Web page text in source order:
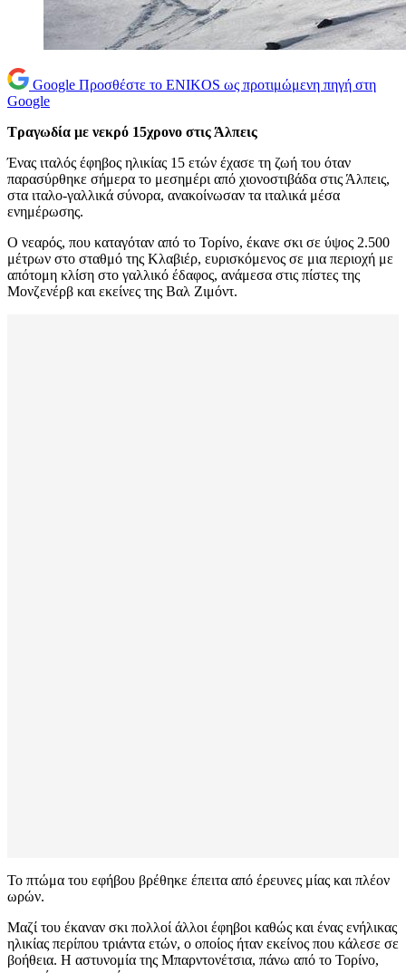
Google Προσθέστε το ENIKOS ως προτιμώμενη πηγή στη
Google
Τραγωδία με νεκρό 15χρονο στις Άλπεις
Ένας ιταλός έφηβος ηλικίας 15 ετών έχασε τη ζωή του όταν
παρασύρθηκε σήμερα το μεσημέρι από χιονοστιβάδα στις Άλπεις,
στα ιταλο-γαλλικά σύνορα, ανακοίνωσαν τα ιταλικά μέσα
ενημέρωσης.
Ο νεαρός, που καταγόταν από το Τορίνο, έκανε σκι σε ύψος 2.500
μέτρων στο σταθμό της Κλαβιέρ, ευρισκόμενος σε μια περιοχή με
απότομη κλίση στο γαλλικό έδαφος, ανάμεσα στις πίστες της
Μονζενέρβ και εκείνες της Βαλ Ζιμόντ.
Το πτώμα του εφήβου βρέθηκε έπειτα από έρευνες μίας και πλέον
ωρών.
Μαζί του έκαναν σκι πολλοί άλλοι έφηβοι καθώς και ένας ενήλικας
ηλικίας περίπου τριάντα ετών, ο οποίος ήταν εκείνος που κάλεσε σε
βοήθεια. Η αστυνομία της Μπαρντονέτσια, πάνω από το Τορίνο,